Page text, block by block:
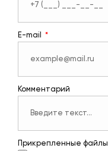
E-mail
Комментарий
Прикрепленные файлы